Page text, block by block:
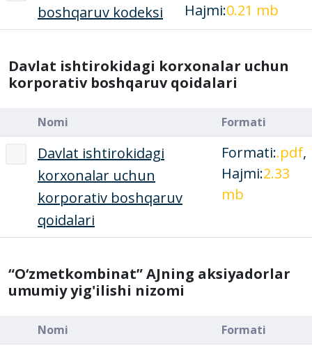
boshqaruv kodeksi
Hajmi:0.21 mb
Davlat ishtirokidagi korxonalar uchun
korporativ boshqaruv qoidalari
Nomi Formati
Davlat ishtirokidagi
korxonalar uchun
korporativ boshqaruv
qoidalari
Formati:.pdf,
Hajmi:2.33
mb
“O‘zmetkombinat” AJning aksiyadorlar
umumiy yig'ilishi nizomi
Nomi Formati